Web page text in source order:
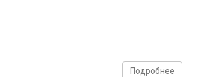
Подробнее